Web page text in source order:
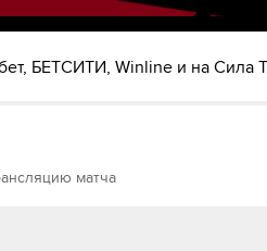
БЕТСИТИ, Winline и на Сила
матча